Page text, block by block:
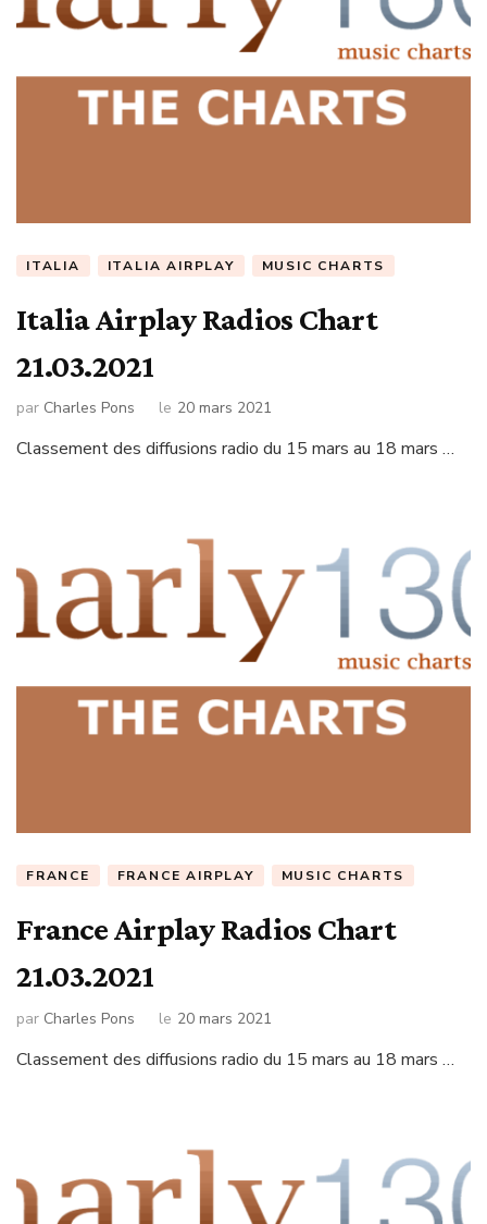
ITALIA ITALIA AIRPLAY MUSIC CHARTS
Italia Airplay Radios Chart
21.03.2021
par Charles Pons le 20 mars 2021
Classement des diffusions radio du 15 mars au 18 mars …
FRANCE FRANCE AIRPLAY MUSIC CHARTS
France Airplay Radios Chart
21.03.2021
par Charles Pons le 20 mars 2021
Classement des diffusions radio du 15 mars au 18 mars …